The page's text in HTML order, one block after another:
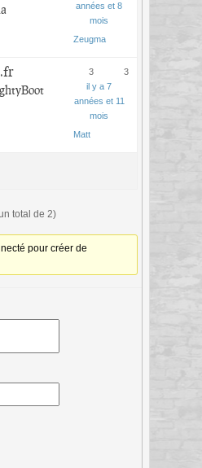
années et 8
mois
Zeugma
3
3
il y a 7
années et 11
mois
Matt
total de 2)
pour créer de